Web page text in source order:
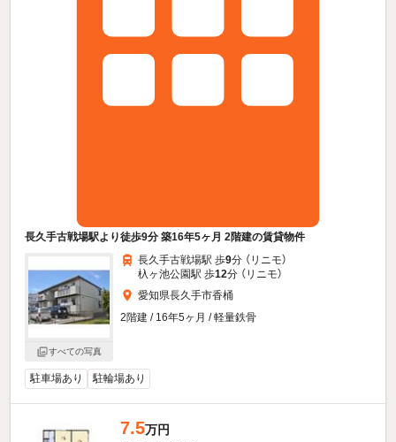
長久手古戦場駅より徒歩9分 築16年5ヶ月 2階建の賃貸物件
すべての写真
長久手古戦場駅 歩9分 （リニモ）
杁ヶ池公園駅 歩12分 （リニモ）
愛知県長久手市香桶
2階建 / 16年5ヶ月 / 軽量鉄骨
駐車場あり 駐輪場あり
7.5万円